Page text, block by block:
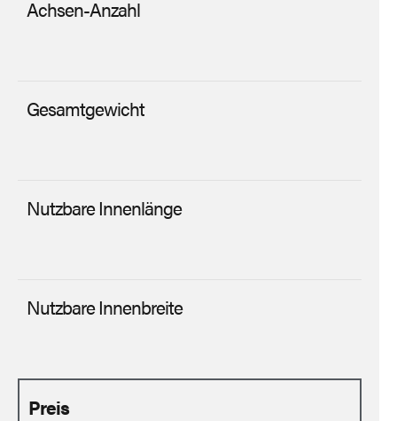
Achsen-Anzahl
Gesamtgewicht
Nutzbare Innenlänge
Nutzbare Innenbreite
Preis